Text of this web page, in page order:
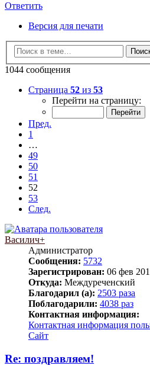
Ответить
Версия для печати
1044 сообщения
Страница 52 из 53
Перейти на страницу:
Пред.
1
…
49
50
51
52
53
След.
Василич+
Администратор
Сообщения: 5732
Зарегистрирован: 06 фев
Откуда: Междуреченский
Благодарил (а): 2503 раза
Поблагодарили: 4038 раз
Контактная информация:
Контактная информация
Сайт
Re: поздравляем!